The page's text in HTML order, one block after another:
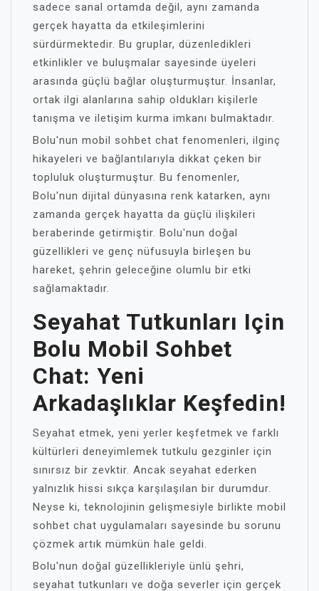
sadece sanal ortamda değil, aynı zamanda
gerçek hayatta da etkileşimlerini
sürdürmektedir. Bu gruplar, düzenledikleri
etkinlikler ve buluşmalar sayesinde üyeleri
arasında güçlü bağlar oluşturmuştur. İnsanlar,
ortak ilgi alanlarına sahip oldukları kişilerle
tanışma ve iletişim kurma imkanı bulmaktadır.
Bolu'nun mobil sohbet chat fenomenleri, ilginç
hikayeleri ve bağlantılarıyla dikkat çeken bir
topluluk oluşturmuştur. Bu fenomenler,
Bolu'nun dijital dünyasına renk katarken, aynı
zamanda gerçek hayatta da güçlü ilişkileri
beraberinde getirmiştir. Bolu'nun doğal
güzellikleri ve genç nüfusuyla birleşen bu
hareket, şehrin geleceğine olumlu bir etki
sağlamaktadır.
Seyahat Tutkunları Için
Bolu Mobil Sohbet
Chat: Yeni
Arkadaşlıklar Keşfedin!
Seyahat etmek, yeni yerler keşfetmek ve farklı
kültürleri deneyimlemek tutkulu gezginler için
sınırsız bir zevktir. Ancak seyahat ederken
yalnızlık hissi sıkça karşılaşılan bir durumdur.
Neyse ki, teknolojinin gelişmesiyle birlikte mobil
sohbet chat uygulamaları sayesinde bu sorunu
çözmek artık mümkün hale geldi.
Bolu'nun doğal güzellikleriyle ünlü şehri,
seyahat tutkunları ve doğa severler için gerçek